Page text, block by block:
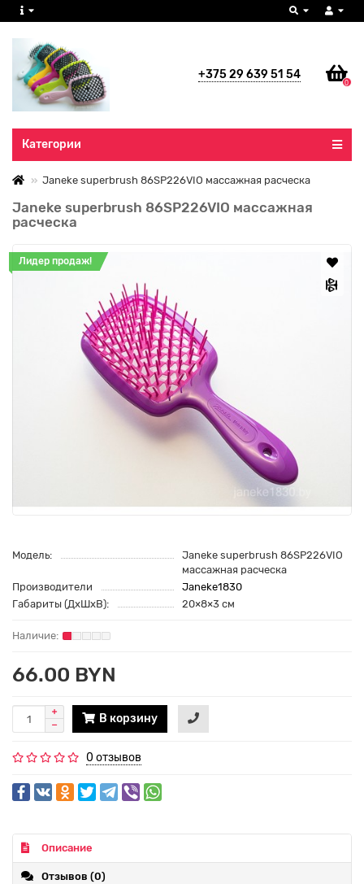
+375 29 639 51 54
0
Все категории
Категории
Janeke superbrush 86SP226VIO массажная расческа
Janeke superbrush 86SP226VIO массажная
расческа
Лидер продаж!
Модель:
Janeke superbrush 86SP226VIO
массажная расческа
Производители
Janeke1830
Габариты (ДхШхВ):
20×8×3 см
66.00 BYN
В корзину
0 отзывов
Описание
Отзывов (0)